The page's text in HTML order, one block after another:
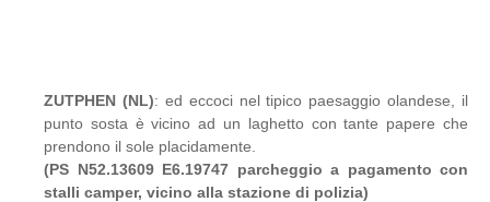
ZUTPHEN (NL): ed eccoci nel tipico paesaggio olandese, il
punto sosta è vicino ad un laghetto con tante papere che
prendono il sole placidamente.
(PS N52.13609 E6.19747 parcheggio a pagamento con
stalli camper, vicino alla stazione di polizia)